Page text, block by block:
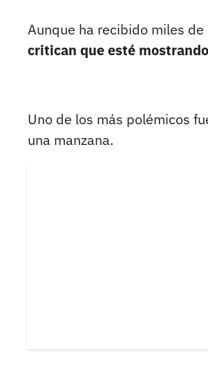
Aunque ha recibido miles
critican que esté
Uno de los más polémicos
una manzana.